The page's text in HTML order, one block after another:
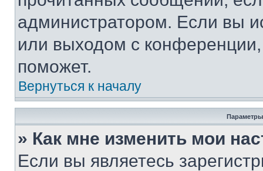
администратором. Если вы
или выходом с
поможет.
Вернуться к началу
Параметры
» Как мне изменить мои
Если вы являетесь